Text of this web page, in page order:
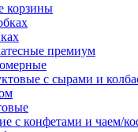
корзины
премиум
с сырами и
с конфетами и чаем/